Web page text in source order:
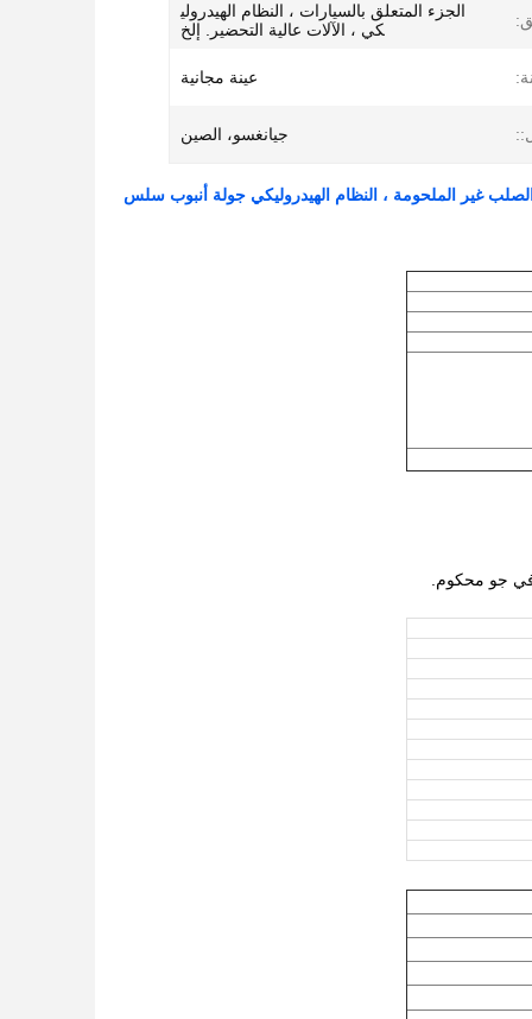
الجزء المتعلق بالسيارات ، النظام الهيدرولي
كي ، الآلات عالية التحضير. إلخ
عينة مجانية
جيانغسو، الصين